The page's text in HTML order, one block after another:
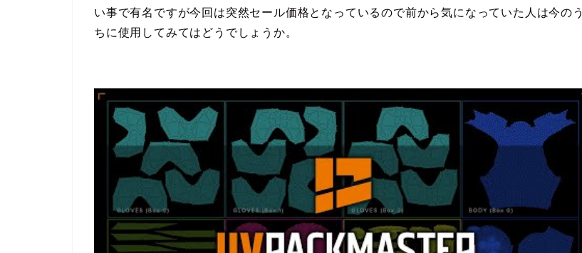
い事で有名ですが今回は突然セール価格となっているので前から気になっていた人は今のう
ちに使用してみてはどうでしょうか。